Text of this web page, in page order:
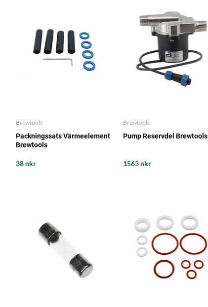
Brewtools
Packningssats Värmeelement
Brewtools
38 nkr
Brewtools
Pump Reservdel Brewtools
1563 nkr